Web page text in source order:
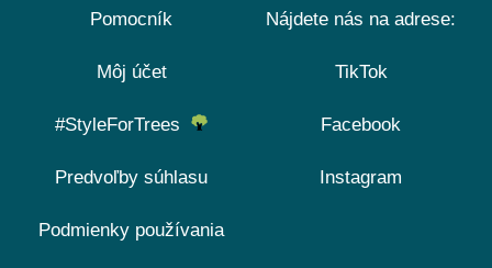
Pomocník
Môj účet
#StyleForTrees
Predvoľby súhlasu
Podmienky používania
Nájdete nás na adrese:
TikTok
Facebook
Instagram